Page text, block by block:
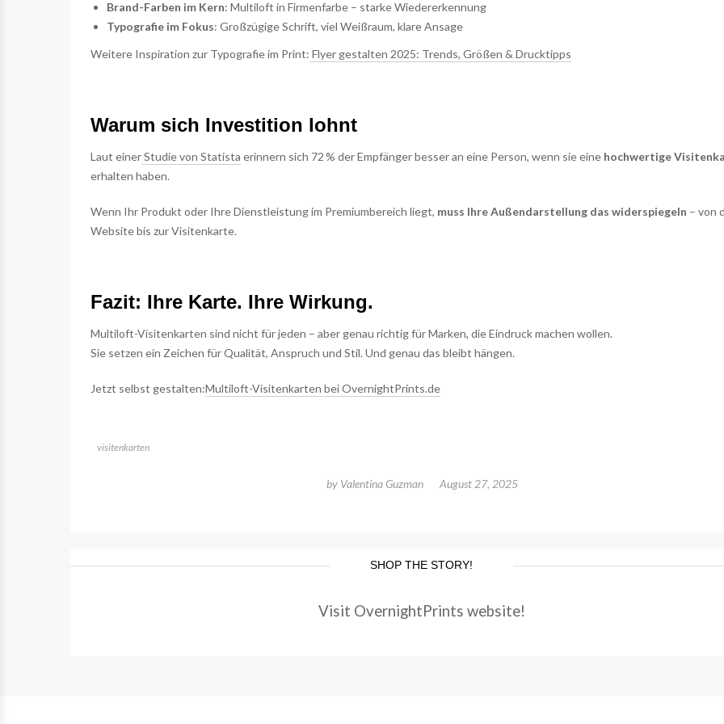
Brand-Farben im Kern: Multiloft in Firmenfarbe – starke Wiedererkennung
Typografie im Fokus: Großzügige Schrift, viel Weißraum, klare Ansage
Weitere Inspiration zur Typografie im Print: Flyer gestalten 2025: Trends, Größen & Drucktipps
Warum sich Investition lohnt
Laut einerStudie von Statista erinnern sich 72 % der Empfänger besser an eine Person, wenn sie eine hochwertige
erhalten haben.
Wenn Ihr Produkt oder Ihre Dienstleistung im Premiumbereich liegt, muss Ihre Außendarstellung das widerspiegeln – von
Website bis zur Visitenkarte.
Fazit: Ihre Karte. Ihre Wirkung.
Multiloft-Visitenkarten sind nicht für jeden – aber genau richtig für Marken, die Eindruck machen wollen.
Sie setzen ein Zeichen für Qualität, Anspruch und Stil. Und genau das bleibt hängen.
Jetzt selbst gestalten:Multiloft-Visitenkarten bei OvernightPrints.de
visitenkarten
by Valentina Guzman August 27, 2025
SHOP THE STORY!
Visit OvernightPrints website!